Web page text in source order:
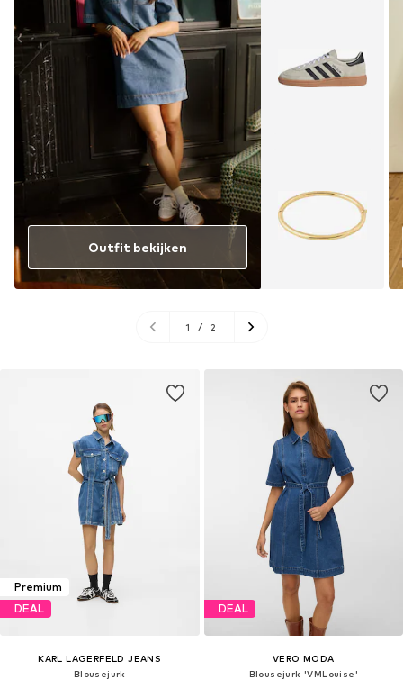
Premium
DEAL
KARL LAGERFELD JEANS
Blousejurk
DEAL
VERO MODA
Blousejurk 'VMLouise'
Outfit bekijken
1 / 2